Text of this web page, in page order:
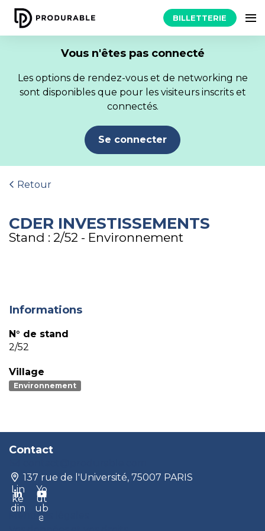
BILLETTERIE
Vous n'êtes pas connecté
Les options de rendez-vous et de networking ne
sont disponibles que pour les visiteurs inscrits et
connectés.
Se connecter
Retour
CDER INVESTISSEMENTS
Stand : 2/52 - Environnement
Informations
N° de stand
2/52
Village
Environnement
Contact
137 rue de l'Université, 75007 PARIS
Lin
ke
din
Yo
ut
ub
e
Mentions légales